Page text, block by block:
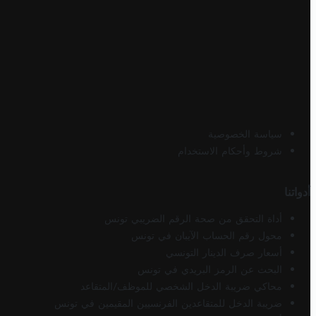
سياسة الخصوصية
شروط وأحكام الاستخدام
أدواتنا
أداة التحقق من صحة الرقم الضريبي تونس
محول رقم الحساب الآيبان في تونس
أسعار صرف الدينار التونسي
البحث عن الرمز البريدي في تونس
محاكي ضريبة الدخل الشخصي للموظف/المتقاعد
ضريبة الدخل للمتقاعدين الفرنسيين المقيمين في تونس